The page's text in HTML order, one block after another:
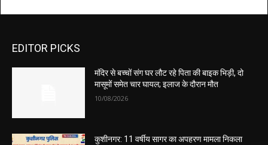
EDITOR PICKS
मंदिर से बच्चों संग घर लौट रहे पिता की बाइक भिड़ी, दो
मासूमों समेत चार घायल; इलाज के दौरान मौत
10/08/2026
कुशीनगर: 11 वर्षीय सागर का अपहरण मामला निकला